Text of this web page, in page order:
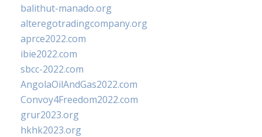
balithut-manado.org
alteregotradingcompany.org
aprce2022.com
ibie2022.com
sbcc-2022.com
AngolaOilAndGas2022.com
Convoy4Freedom2022.com
grur2023.org
hkhk2023.org